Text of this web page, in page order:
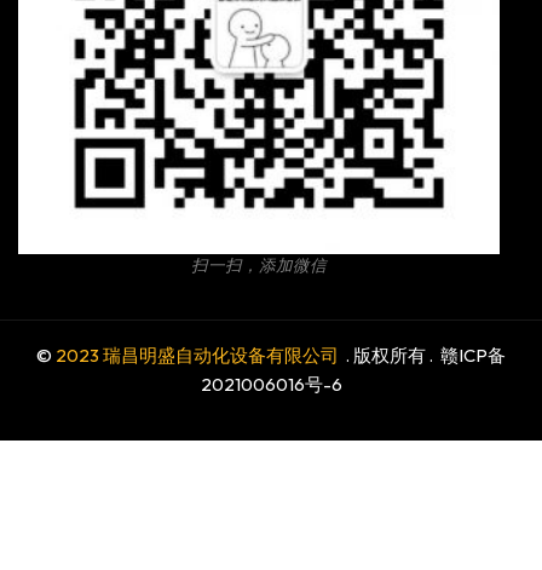
扫一扫，添加微信
© 2023 瑞昌明盛自动化设备有限公司 . 版权所有 . 赣ICP备
2021006016号-6